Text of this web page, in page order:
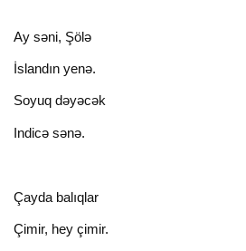
Ay səni, Şölə
İslandın уеnə.
Soyuq dəyəcək
Indicə sənə.
Çayda balıqlar
Çimir, hey çimir.